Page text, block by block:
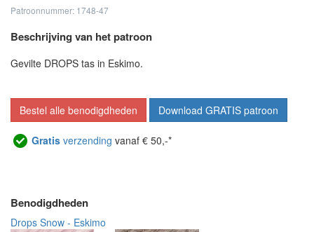
Patroonnummer: 1748-47
Beschrijving van het patroon
Gevilte DROPS tas in Eskimo.
Bestel alle benodigdheden Download GRATIS patroon
Gratis verzending vanaf € 50,-*
Benodigdheden
Drops Snow - Eskimo